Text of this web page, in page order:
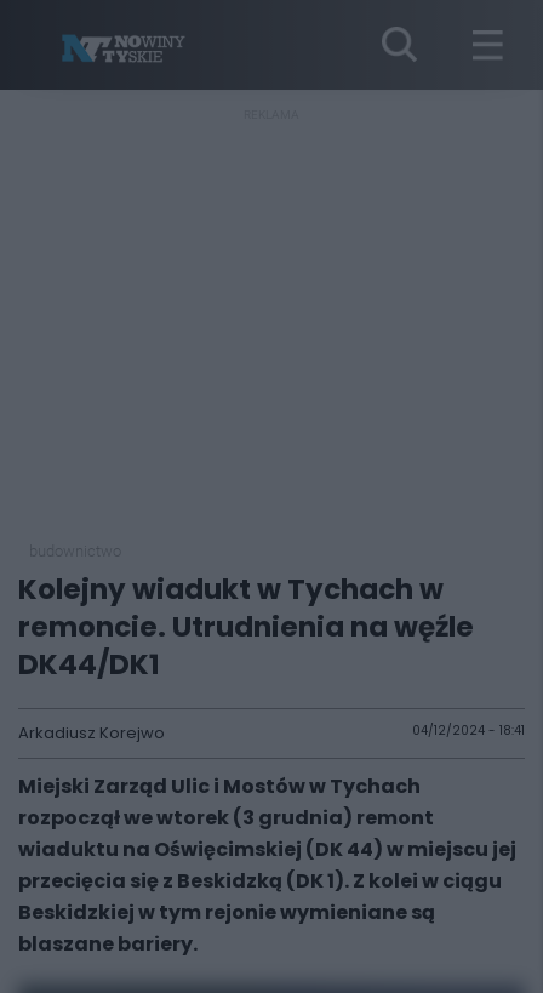
Kolejny wiadukt w Tychach w
remoncie. Utrudnienia na węźle
DK44/DK1
Arkadiusz Korejwo 04/12/2024 - 18:41
Miejski Zarząd Ulic i Mostów w Tychach
rozpoczął we wtorek (3 grudnia) remont
wiaduktu na Oświęcimskiej (DK 44) w miejscu jej
przecięcia się z Beskidzką (DK 1). Z kolei w ciągu
Beskidzkiej w tym rejonie wymieniane są
blaszane bariery.